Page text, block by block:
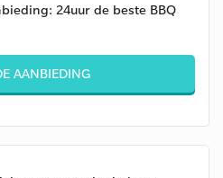
24uur de beste BBQ
AANBIEDING